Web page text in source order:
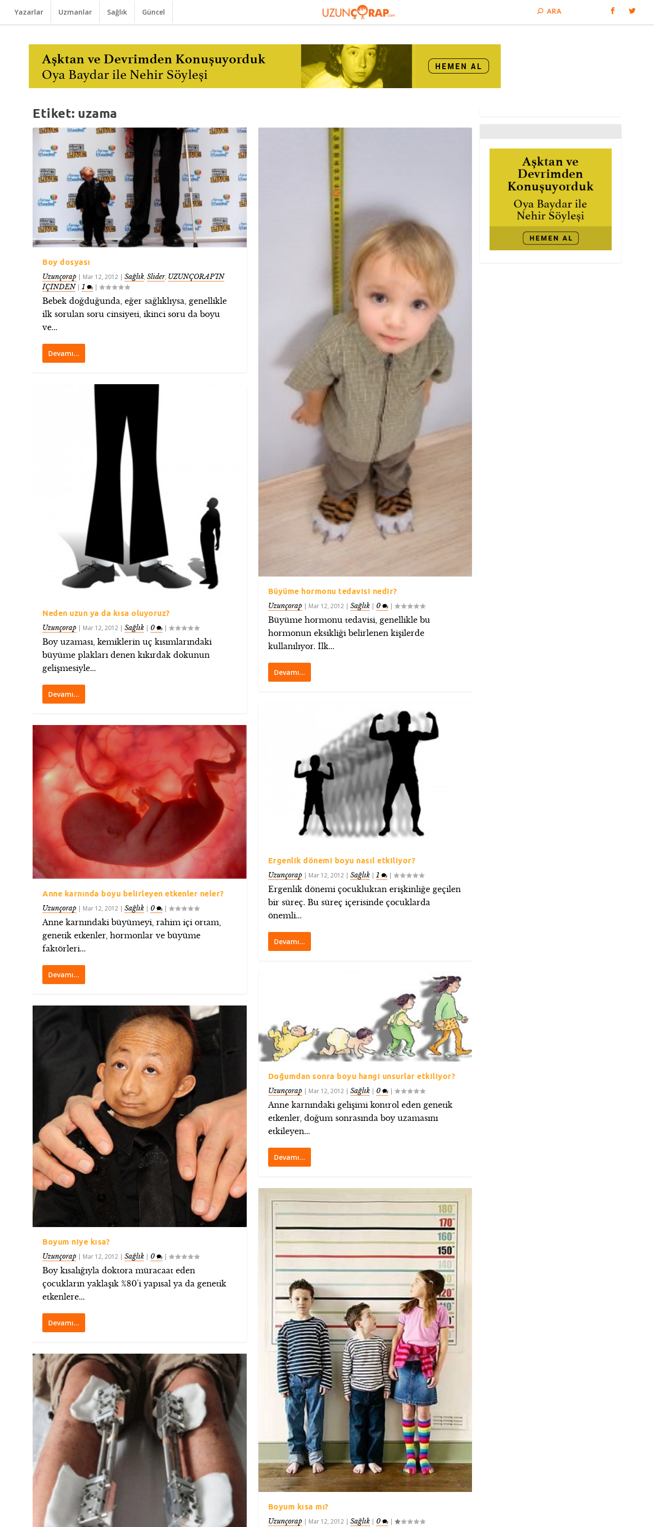
Yazarlar Uzmanlar Sağlık Güncel
Etiket: uzama
Boy dosyası
Uzunçorap | Mar 12, 2012 |Sağlık,Slider, UZUNÇORAP’IN
İÇİNDEN|1 |
Bebek doğduğunda, eğer sağlıklıysa, genellikle
ilk sorulan soru cinsiyeti, ikinci soru da boyu
ve...
Devamı…
Neden uzun ya da kısa oluyoruz?
Uzunçorap | Mar 12, 2012 |Sağlık | 0 |
Boy uzaması, kemiklerin uç kısımlarındaki
büyüme plakları denen kıkırdak dokunun
gelişmesiyle...
Devamı…
Anne karnında boyu belirleyen etkenler neler?
Uzunçorap | Mar 12, 2012 |Sağlık | 0 |
Anne karnındaki büyümeyi, rahim içi ortam,
genetik etkenler, hormonlar ve büyüme
faktörleri...
Devamı…
Boyum niye kısa?
Uzunçorap | Mar 12, 2012 |Sağlık | 0 |
Boy kısalığıyla doktora müracaat eden
çocukların yaklaşık %80’i yapısal ya da genetik
etkenlere...
Devamı…
Büyüme hormonu tedavisi nedir?
Uzunçorap| Mar 12, 2012| Sağlık| 0 |
Büyüme hormonu tedavisi, genellikle bu
hormonun eksikliği belirlenen kişilerde
kullanılıyor. İlk...
Devamı…
Ergenlik dönemi boyu nasıl etkiliyor?
Uzunçorap| Mar 12, 2012| Sağlık| 1 |
Ergenlik dönemi çocukluktan erişkinliğe geçilen
bir süreç. Bu süreç içerisinde çocuklarda
önemli...
Devamı…
Doğumdan sonra boyu hangi unsurlar etkiliyor?
Uzunçorap| Mar 12, 2012| Sağlık| 0 |
Anne karnındaki gelişimi kontrol eden genetik
etkenler, doğum sonrasında boy uzamasını
etkileyen...
Devamı…
Boyum kısa mı?
Uzunçorap| Mar 12, 2012| Sağlık| 0 |